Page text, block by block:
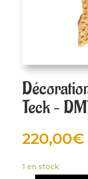
Teck –
220,00€
1 en stock